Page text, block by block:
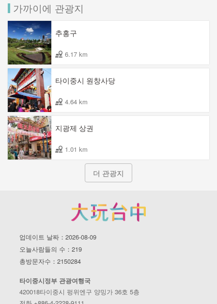
가까이에 관광지
추홍구
6.17 km
타이중시 원창사당
4.64 km
지광제 상권
1.01 km
더 관광지
업데이트 날짜：2026-08-09
오늘사람들의 수：219
총방문자수：2150284
타이중시정부 관광여행국
420018타이중시 펑위엔구 양밍가 36호 5층